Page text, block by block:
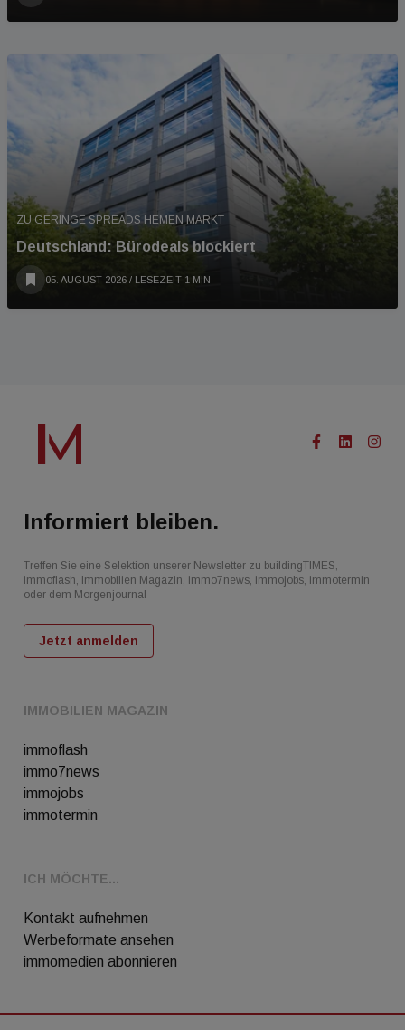
ZU GERINGE SPREADS HEMEN MARKT
Deutschland: Bürodeals blockiert
05. AUGUST 2026 / LESEZEIT 1 MIN
IMMOBILIEN MAGAZIN
immoflash
immo7news
immojobs
immotermin
ICH MÖCHTE...
Kontakt aufnehmen
Werbeformate ansehen
immomedien abonnieren
Informiert bleiben.
Treffen Sie eine Selektion unserer Newsletter zu buildingTIMES,
immoflash, Immobilien Magazin, immo7news, immojobs, immotermin
oder dem Morgenjournal
Jetzt anmelden